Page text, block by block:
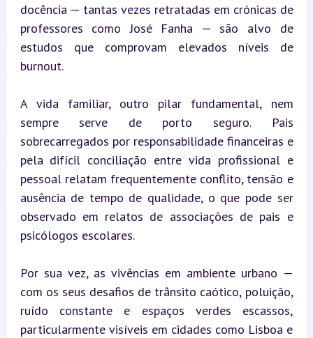
docência — tantas vezes retratadas em crónicas de
professores como José Fanha — são alvo de
estudos que comprovam elevados níveis de
burnout.
A vida familiar, outro pilar fundamental, nem
sempre serve de porto seguro. Pais
sobrecarregados por responsabilidade financeiras e
pela difícil conciliação entre vida profissional e
pessoal relatam frequentemente conflito, tensão e
ausência de tempo de qualidade, o que pode ser
observado em relatos de associações de pais e
psicólogos escolares.
Por sua vez, as vivências em ambiente urbano —
com os seus desafios de trânsito caótico, poluição,
ruído constante e espaços verdes escassos,
particularmente visíveis em cidades como Lisboa e